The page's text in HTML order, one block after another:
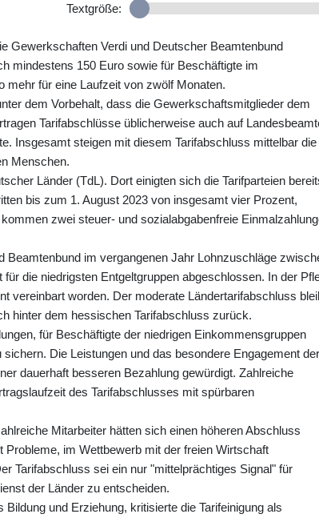
Textgröße:
Gewerkschaften Verdi und Deutscher Beamtenbund
mindestens 150 Euro sowie für Beschäftigte im
für eine Laufzeit von zwölf Monaten.
dem Vorbehalt, dass die Gewerkschaftsmitglieder dem
Tarifabschlüsse üblicherweise auch auf
Insgesamt steigen mit diesem Tarifabschluss mittelbar die
Menschen.
Länder (TdL). Dort einigten sich die Tarifparteien
bis zum 1. August 2023 von insgesamt vier Prozent,
zwei steuer- und sozialabgabenfreie
Beamtenbund im vergangenen Jahr Lohnzuschläge
die niedrigsten Entgeltgruppen abgeschlossen. In der
vereinbart worden. Der moderate Ländertarifabschluss
hinter dem hessischen Tarifabschluss zurück.
für Beschäftigte der niedrigen Einkommensgruppen
Die Leistungen und das besondere Engagement der
dauerhaft besseren Bezahlung gewürdigt. Zahlreiche
des Tarifabschlusses mit spürbaren
Mitarbeiter hätten sich einen höheren Abschluss
im Wettbewerb mit der freien Wirtschaft
Tarifabschluss sei ein nur "mittelprächtiges Signal" für
der Länder zu entscheiden.
und Erziehung, kritisierte die Tarifeinigung als